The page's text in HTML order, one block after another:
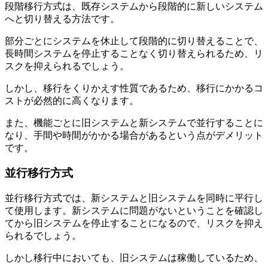
段階移行方式は、既存システムから段階的に新しいシステム
へと切り替える方法です。
部分ごとにシステムを休止して段階的に切り替えることで、
長時間システムを停止することなく切り替えられるため、リ
スクを抑えられるでしょう。
しかし、移行をくりかえす性質であるため、移行にかかるコ
ストが必然的に高くなります。
また、機能ごとに旧システムと新システムで並行することに
なり、手間や時間がかかる場合があるという点がデメリット
です。
並行移行方式
並行移行方式では、新システムと旧システムを同時に平行し
て使用します。新システムに問題がないということを確認し
てから旧システムを停止することになるので、リスクを抑え
られるでしょう。
しかし移行中においても、旧システムは稼働しているため、